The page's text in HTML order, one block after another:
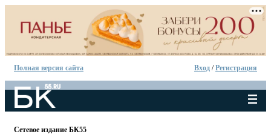
Полная версия сайта Вход /Регистрация
Сетевое издание БК55